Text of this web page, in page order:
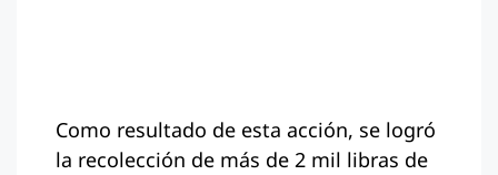
Como resultado de esta acción, se logró
la recolección de más de 2 mil libras de